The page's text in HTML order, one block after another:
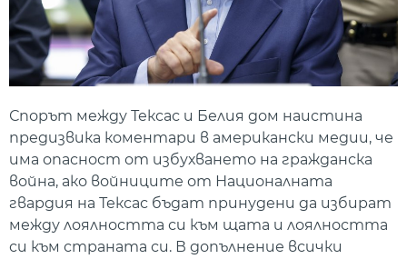
Спорът между Тексас и Белия дом наистина
предизвика коментари в американски медии, че
има опасност от избухването на гражданска
война, ако войниците от Националната
гвардия на Тексас бъдат принудени да избират
между лоялността си към щата и лоялността
си към страната си. В допълнение всички